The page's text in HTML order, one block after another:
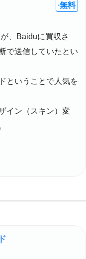
+無料
、Baiduに買収さ
で送信していたとい
ということで人気を
イン（スキン）変